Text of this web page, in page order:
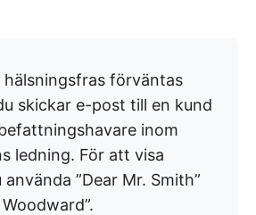
hälsningsfras förväntas
skickar e-post till en kund
inom
ledning. För att visa
”Dear Mr. Smith”